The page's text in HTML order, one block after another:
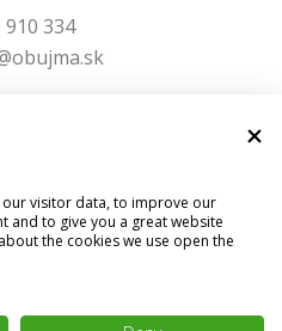
910 334
visitor data, to improve our
and to give you a great website
the cookies we use open the